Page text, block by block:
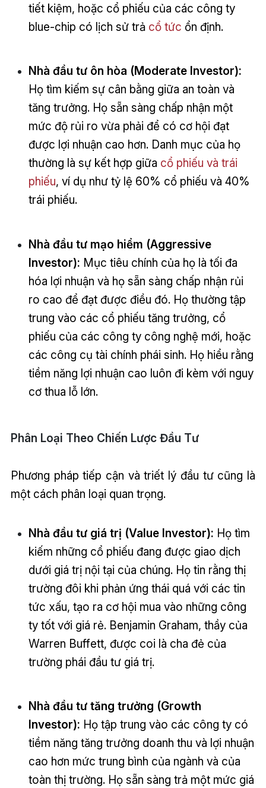
tiết kiệm, hoặc cổ phiếu của các công ty
blue-chip có lịch sử trả cổ tức ổn định.
Nhà đầu tư ôn hòa (Moderate Investor):
Họ tìm kiếm sự cân bằng giữa an toàn và
tăng trưởng. Họ sẵn sàng chấp nhận một
mức độ rủi ro vừa phải để có cơ hội đạt
được lợi nhuận cao hơn. Danh mục của họ
thường là sự kết hợp giữa cổ phiếu và trái
phiếu, ví dụ như tỷ lệ 60% cổ phiếu và 40%
trái phiếu.
Nhà đầu tư mạo hiểm (Aggressive
Investor): Mục tiêu chính của họ là tối đa
hóa lợi nhuận và họ sẵn sàng chấp nhận rủi
ro cao để đạt được điều đó. Họ thường tập
trung vào các cổ phiếu tăng trưởng, cổ
phiếu của các công ty công nghệ mới, hoặc
các công cụ tài chính phái sinh. Họ hiểu rằng
tiềm năng lợi nhuận cao luôn đi kèm với nguy
cơ thua lỗ lớn.
Phân Loại Theo Chiến Lược Đầu Tư
Phương pháp tiếp cận và triết lý đầu tư cũng là
một cách phân loại quan trọng.
Nhà đầu tư giá trị (Value Investor): Họ tìm
kiếm những cổ phiếu đang được giao dịch
dưới giá trị nội tại của chúng. Họ tin rằng thị
trường đôi khi phản ứng thái quá với các tin
tức xấu, tạo ra cơ hội mua vào những công
ty tốt với giá rẻ. Benjamin Graham, thầy của
Warren Buffett, được coi là cha đẻ của
trường phái đầu tư giá trị.
Nhà đầu tư tăng trưởng (Growth
Investor): Họ tập trung vào các công ty có
tiềm năng tăng trưởng doanh thu và lợi nhuận
cao hơn mức trung bình của ngành và của
toàn thị trường. Họ sẵn sàng trả một mức giá